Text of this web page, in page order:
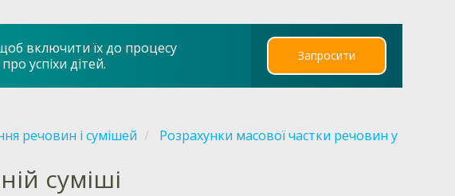
включити їх до процесу
успіхи дітей.
Запросити
речовин і сумішей
Розрахунки масової частки речовин у
суміші